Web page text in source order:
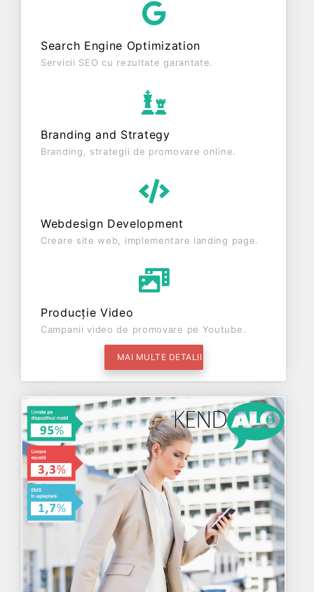
PROD SRL este o entitate inactiva din punct de
vedere fiscal si are status: RADIATA. Societatea nu
este plătitoare de TVA.
Search Engine Optimization
Servicii SEO cu rezultate garantate.
Branding and Strategy
Branding, strategii de promovare online.
Webdesign Development
Creare site web, implementare landing page.
Producție Video
Campanii video de promovare pe Youtube.
MAI MULTE DETALII